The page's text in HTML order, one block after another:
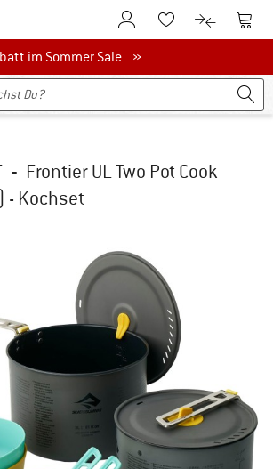
Zum KundenkontoZum Merkzettel.
Zum Zum
im Sommer Sale
im Sommer Sale »
- Frontier UL Two Pot Cook
- Kochset